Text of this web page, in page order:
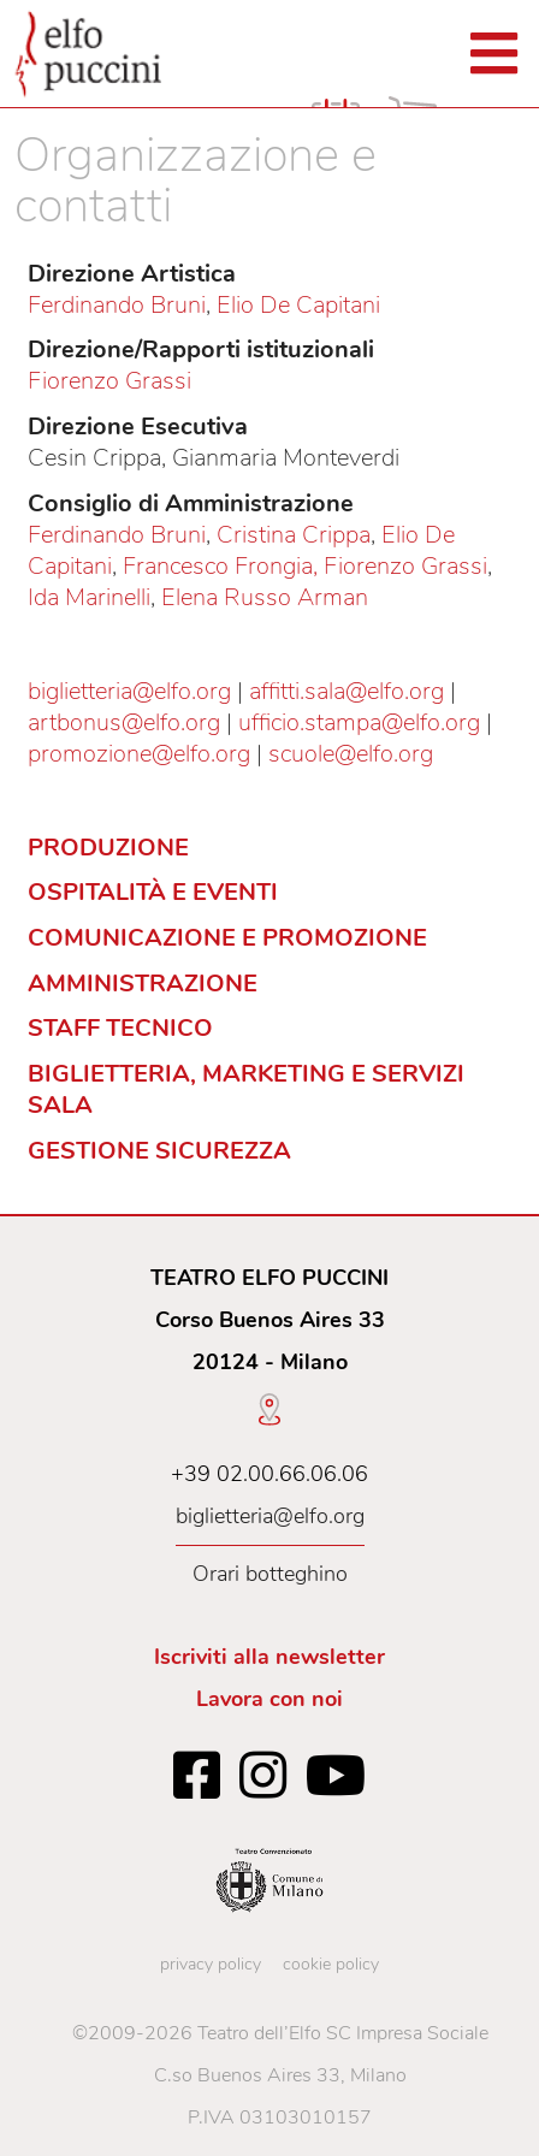
Organizzazione e
contatti
Direzione Artistica
Ferdinando Bruni, Elio De Capitani
Direzione/Rapporti istituzionali
Fiorenzo Grassi
Direzione Esecutiva
Cesin Crippa, Gianmaria Monteverdi
Consiglio di Amministrazione
Ferdinando Bruni, Cristina Crippa, Elio De
Capitani, Francesco Frongia, Fiorenzo Grassi,
Ida Marinelli, Elena Russo Arman
biglietteria@elfo.org | affitti.sala@elfo.org |
artbonus@elfo.org | ufficio.stampa@elfo.org |
promozione@elfo.org | scuole@elfo.org
PRODUZIONE
OSPITALITÀ E EVENTI
COMUNICAZIONE E PROMOZIONE
AMMINISTRAZIONE
STAFF TECNICO
BIGLIETTERIA, MARKETING E SERVIZI
SALA
GESTIONE SICUREZZA
TEATRO ELFO PUCCINI
Corso Buenos Aires 33
20124 - Milano
+39 02.00.66.06.06
biglietteria@elfo.org
Orari botteghino
Iscriviti alla newsletter
Lavora con noi
privacy policy cookie policy
©2009-2026 Teatro dell’Elfo SC Impresa Sociale
C.so Buenos Aires 33, Milano
P.IVA 03103010157